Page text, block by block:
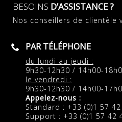
BESOINS D’ASSISTANCE ?
Nos conseillers de clientèle
PAR TÉLÉPHONE
du lundi au jeudi :
9h30-12h30 / 14h00-
le vendredi :
9h30-12h30 / 14h00-
Appelez-nous :
Standard : +33 (0)1 57
Support : +33 (0)1 57 42